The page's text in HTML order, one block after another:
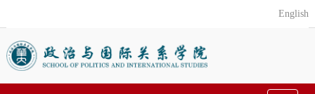
English